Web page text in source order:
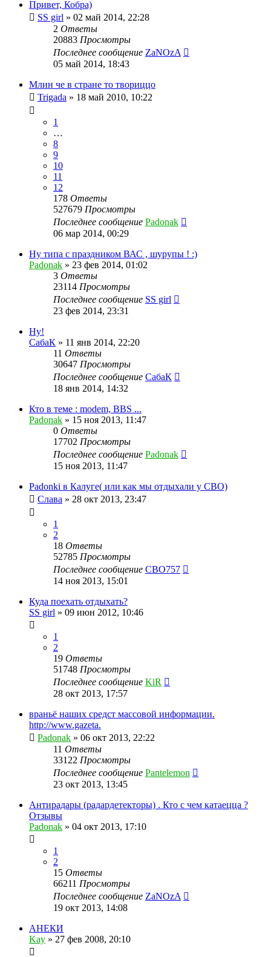
Привет, Кобра)
SS girl » 02 май 2014, 22:28
2 Ответы
20883 Просмотры
Последнее сообщение ZaNOzA
05 май 2014, 18:43
Млин че в стране то твориццо
Trigada » 18 май 2010, 10:22
1
…
8
9
10
11
12
178 Ответы
527679 Просмотры
Последнее сообщение Padonak
06 мар 2014, 00:29
Ну типа с праздником ВАС , шурупы ! :)
Padonak » 23 фев 2014, 01:02
3 Ответы
23114 Просмотры
Последнее сообщение SS girl
23 фев 2014, 23:31
Ну!
СабаК » 11 янв 2014, 22:20
11 Ответы
30647 Просмотры
Последнее сообщение СабаК
18 янв 2014, 14:32
Кто в теме : modem, BBS ...
Padonak » 15 ноя 2013, 11:47
0 Ответы
17702 Просмотры
Последнее сообщение Padonak
15 ноя 2013, 11:47
Padonki в Калуге( или как мы отдыхали у СВО)
Слава » 28 окт 2013, 23:47
1
2
18 Ответы
52785 Просмотры
Последнее сообщение CBO757
14 ноя 2013, 15:01
Куда поехать отдыхать?
SS girl » 09 июн 2012, 10:46
1
2
19 Ответы
51748 Просмотры
Последнее сообщение KiR
28 окт 2013, 17:57
враньё наших средст массовой информации.
http://www.gazeta.
Padonak » 06 окт 2013, 22:22
11 Ответы
33122 Просмотры
Последнее сообщение Pantelemon
23 окт 2013, 13:45
Антирадары (радардетекторы) . Кто с чем катаецца ?
Отзывы
Padonak » 04 окт 2013, 17:10
1
2
15 Ответы
66211 Просмотры
Последнее сообщение ZaNOzA
19 окт 2013, 14:08
АНЕКИ
Kay » 27 фев 2008, 20:10